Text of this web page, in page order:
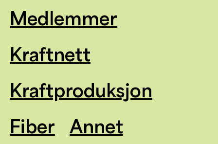
Medlemmer
Kraftnett
Kraftproduksjon
Fiber
Annet